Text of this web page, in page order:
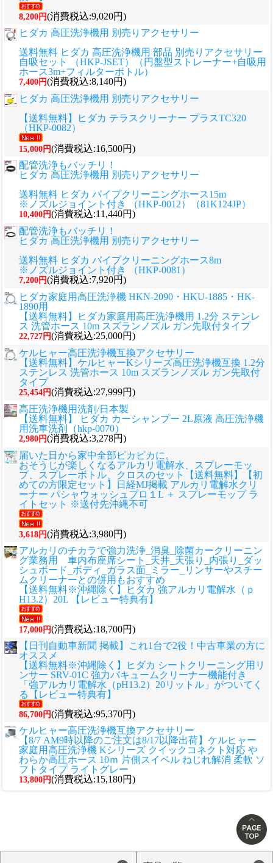
8,200円(消費税込:9,020円)
ヒダカ 高圧洗浄機用 別売りアクセサリー
送料無料 ヒダカ 高圧洗浄機用 部品 別売りアクセサリー
自吸セット （HKP-JSET）（円盤型ストレーナー+自吸用
ホース3m+フィルターボトル）
7,400円(消費税込:8,140円)
ヒダカ 高圧洗浄機用 別売りアクセサリー
【送料無料】ヒダカ テラスクリーナー プラスTC320
（HKP-0082）
15,000円(消費税込:16,500円)
配管洗浄もバッチリ！
ヒダカ 高圧洗浄機用 別売りアクセサリー
送料無料 ヒダカ パイプクリーニングホース15m
※ノズルジョイント付き （HKP-0012）（81K124JP）
10,400円(消費税込:11,440円)
配管洗浄もバッチリ！
ヒダカ 高圧洗浄機用 別売りアクセサリー
送料無料 ヒダカ パイプクリーニングホース8m
※ノズルジョイント付き （HKP-0081）
7,200円(消費税込:7,920円)
ヒダカ家庭用高圧洗浄機 HKN-2090・HKU-1885・HK-
1890用
【送料無料】ヒダカ家庭用高圧洗浄機用 1.2分 ステンレ
ス 洗管ホース 10m スズランノズル ガン先取付タイプ
22,727円(消費税込:25,000円)
ケルヒャー高圧洗浄機互換アクセサリー
【送料無料】ケルヒャーKシリーズ高圧洗浄機互換 1.2分
ステンレス 洗管ホース 10m スズランノズル ガン先取付
タイプ
25,454円(消費税込:27,999円)
高圧洗浄機用洗剤/日本製
【送料無料】 ヒダカ カーシャンプー 2L原液 高圧洗浄機
用洗車洗剤（hkp-0070）
2,980円(消費税込:3,278円)
届いた日から家中全部ピカピカに。
おそうじが楽しくなるアルカリ電解水、スプレーモッ
プ、スプレーボトル、クロスのセット
【送料無料】【初
めての方限定セット】日経MJ掲載 アルカリ電解水クリ
ーナー パシャウォッシュプロ１L ＋ スプレーモップ ラ
イトセット ※送付先沖縄不可
3,618円(消費税込:3,980円)
アルカリのチカラで強力洗浄_消臭_除菌カークリーニン
グ業務用 車内布座席シート_天井_天張り_内張り_ダッ
シュボード_ボディ_ガラス面_ミラー_リンサーやスチー
ムクリーナーとの併用もおすすめ
【送料無料※沖縄除く】ヒダカ 強アルカリ電解水（ｐ
H13.2）20L 【レビュー特典有】
17,000円(消費税込:18,700円)
【日刊自動車新聞 掲載】これ1台で2役！中古車業の方に
オススメ
【送料無料※沖縄除く】ヒダカ シートクリーニング用リ
ンサー SRV-01C 強力バキュームクリーナー機能付き
「強アルカリ電解水（pH13.2）20リットル」がついてく
る【レビュー特典有】
86,700円(消費税込:95,370円)
ケルヒャー高圧洗浄機互換アクセサリー
【8/7 AM9時以降のご注文は8/17以降出荷】ケルヒャー
家庭用高圧洗浄機 Kシリーズ クイックコネクト対応 や
わらか高圧ホース 10ｍ 片側スイベル ねじれ解消 柔軟 ソ
フトタイプ ライトグレー
13,800円(消費税込:15,180円)